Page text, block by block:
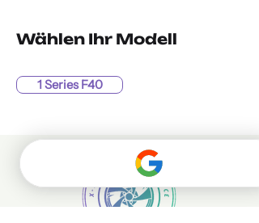
Wählen Ihr Modell
1 Series F40